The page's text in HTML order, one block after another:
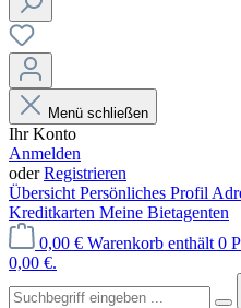
Menü schließen
Ihr Konto
Anmelden
oderRegistrieren
Übersicht Persönliches Profil
Kreditkarten Meine Bietagenten
0,00 € Warenkorb enthält 0
0,00 €.